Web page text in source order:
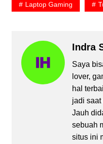
Laptop Gaming
Indra
Saya
lover,
hal
jadi
Jauh
sebuah
situs ini